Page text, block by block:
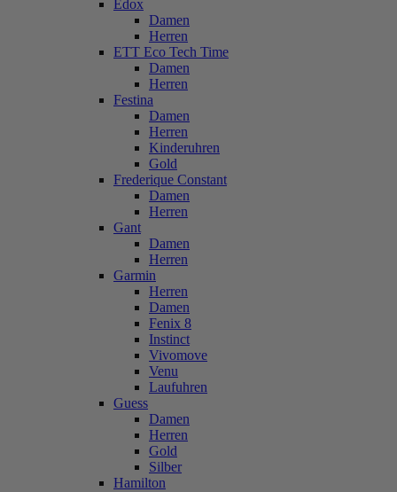
Edox
Damen
Herren
ETT Eco Tech Time
Damen
Herren
Festina
Damen
Herren
Kinderuhren
Gold
Frederique Constant
Damen
Herren
Gant
Damen
Herren
Garmin
Herren
Damen
Fenix 8
Instinct
Vivomove
Venu
Laufuhren
Guess
Damen
Herren
Gold
Silber
Hamilton